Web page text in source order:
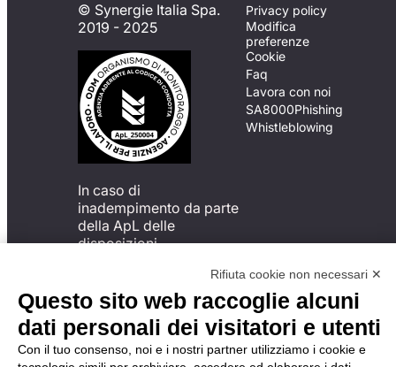
© Synergie Italia Spa.
2019 - 2025
In caso di
inadempimento da parte
della ApL delle
disposizioni
possibile presentare un
reclamo
all’Organismo di
Monitoraggio utilizzando
una delle modalità
Privacy policy
Modifica
preferenze
Cookie
Faq
Lavora con noi
SA8000Phishing
Whistleblowing
Rifiuta cookie non necessari ✕
Questo sito web raccoglie alcuni
dati personali dei visitatori e utenti
Con il tuo consenso, noi e i nostri partner utilizziamo i cookie e